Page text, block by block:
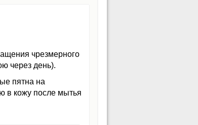
чрезмерного
через день).
пятна на
в кожу после мытья